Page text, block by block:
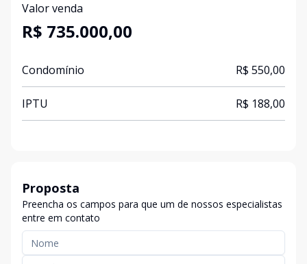
Valor venda
R$ 735.000,00
Condomínio R$ 550,00
IPTU R$ 188,00
Proposta
Preencha os campos para que um de nossos especialistas
entre em contato